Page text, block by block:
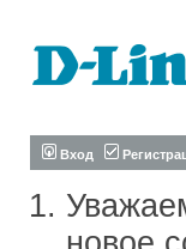
Вход